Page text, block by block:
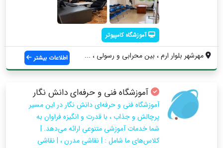
آموزشگاه کامپیوتر
مهرشهر بلوار ارم ، بین محرابی و رسولی ، ... اطلاعات بیشتر
آموزشگاه فنی و حرفه‌ای دانش نگار
آموزشگاه فنی و حرفه‌ای دانش نگار در این مسیر
پرچالش و جذاب ، با قدرت و انگیزه فراوان به
شما خدمات آموزشی متنوعی ارائه می‌دهد. |
کلاس‌های ما شامل : | نقاشی مدرن ، | نقاشی